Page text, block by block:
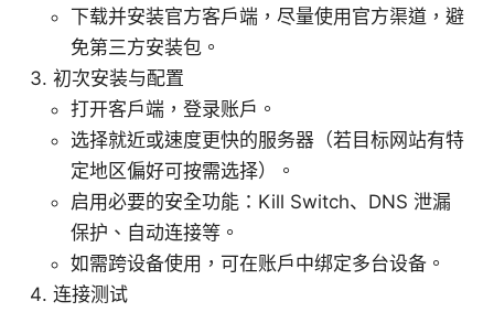
下载并安装官方客户端，尽量使用官方渠道，避
免第三方安装包。
初次安装与配置
打开客户端，登录账户。
选择就近或速度更快的服务器（若目标网站有特
定地区偏好可按需选择）。
启用必要的安全功能：Kill Switch、DNS 泄漏
保护、自动连接等。
如需跨设备使用，可在账户中绑定多台设备。
连接测试